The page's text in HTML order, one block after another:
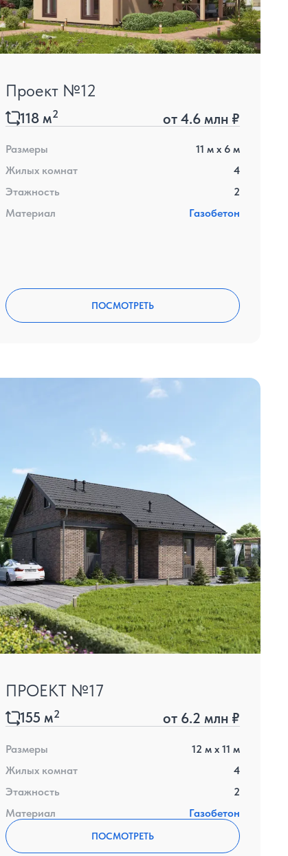
Проект №12
118м2 от 4.6 млн ₽
Размеры 11 м x 6м
Жилых комнат
4
Этажность
2
Материал
Газобетон
ПОСМОТРЕТЬ
ПРОЕКТ №17
155 м2 от 6.2 млн ₽
Размеры 12 м x 11 м
Жилых комнат
4
Этажность
2
Материал
Газобетон
ПОСМОТРЕТЬ